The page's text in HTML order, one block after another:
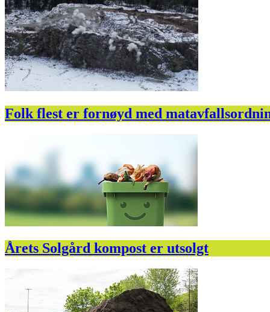
Folk flest er fornøyd med
Årets Solgård kompost er utsolgt